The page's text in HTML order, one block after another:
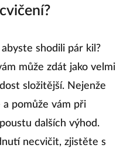
shodili pár kil?
může zdát jako velmi
složitější. Nejenže
pomůže vám při
dalších výhod.
necvičit, zjistěte s